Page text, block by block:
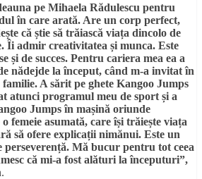
pe Mihaela Rădulescu pentru
în care arată. Are un corp perfect,
că știe să trăiască viața dincolo de
Îi admir creativitatea și munca. Este
și de succes. Pentru cariera mea ea a
nădejde la început, când m-a invitat în
A sărit pe ghete Kangoo Jumps
atunci programul meu de sport și a
Jumps în mașină oriunde
femeie asumată, care își trăiește viața
să ofere explicații nimănui. Este un
perseverență. Mă bucur pentru tot ceea
că mi-a fost alături la începuturi”,